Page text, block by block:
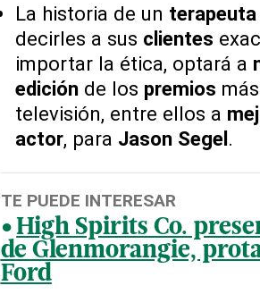
La historia de un terapeuta
decirles a sus clientes
importar la ética, optará a
ediciónde los premios
televisión, entre ellos a
actor, para Jason Segel.
TE PUEDE INTERESAR
High Spirits Co.
de Glenmorangie,
Ford